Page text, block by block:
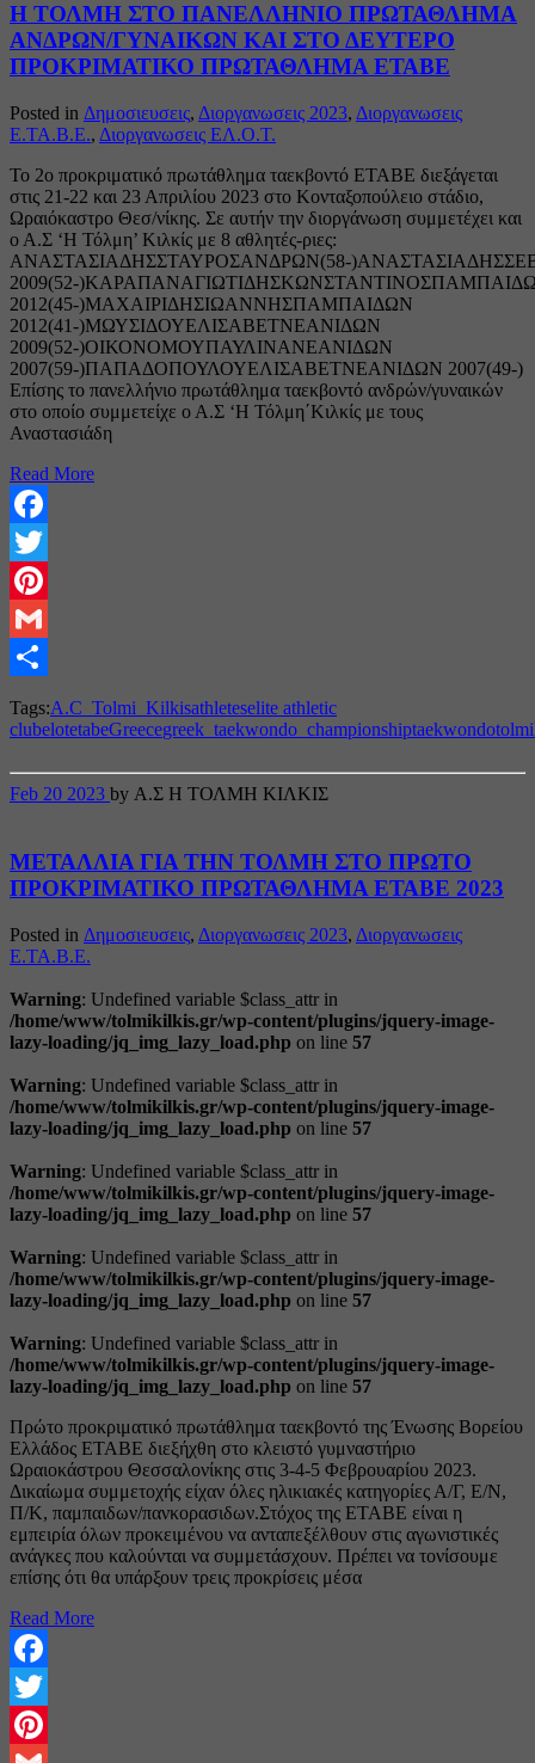
Η ΤΟΛΜΗ ΣΤΟ ΠΑΝΕΛΛΗΝΙΟ ΠΡΩΤΑΘΛΗΜΑ
ΑΝΔΡΩΝ/ΓΥΝΑΙΚΩΝ ΚΑΙ ΣΤΟ ΔΕΥΤΕΡΟ
ΠΡΟΚΡΙΜΑΤΙΚΟ ΠΡΩΤΑΘΛΗΜΑ ΕΤΑΒΕ
Posted in Δημοσιευσεις, Διοργανωσεις 2023, Διοργανωσεις
Ε.ΤΑ.Β.Ε., Διοργανωσεις ΕΛ.Ο.Τ.
Το 2ο προκριματικό πρωτάθλημα ταεκβοντό ΕΤΑΒΕ διεξάγεται
στις 21-22 και 23 Απριλίου 2023 στο Κονταξοπούλειο στάδιο,
Ωραιόκαστρο Θεσ/νίκης. Σε αυτήν την διοργάνωση συμμετέχει και
ο Α.Σ ‘Η Τόλμη’ Κιλκίς με 8 αθλητές-ριες:
ΑΝΑΣΤΑΣΙΑΔΗΣΣΤΑΥΡΟΣΑΝΔΡΩΝ(58-
2009(52-
2012(45-)ΜΑΧΑΙΡΙΔΗΣΙΩΑΝΝΗΣΠΑΜΠΑΙΔΩΝ
2012(41-)ΜΩΥΣΙΔΟΥΕΛΙΣΑΒΕΤΝΕΑΝΙΔΩΝ
2009(52-)ΟΙΚΟΝΟΜΟΥΠΑΥΛΙΝΑΝΕΑΝΙΔΩΝ
2007(59-)ΠΑΠΑΔΟΠΟΥΛΟΥΕΛΙΣΑΒΕΤΝΕΑΝΙΔΩΝ 2007(49-)
Επίσης το πανελλήνιο πρωτάθλημα ταεκβοντό ανδρών/γυναικών
στο οποίο συμμετείχε ο Α.Σ ‘Η Τόλμη΄Κιλκίς με τους
Αναστασιάδη
Read More
Facebook
Twitter
Pinterest
Gmail
Tags:A.C_Tolmi_Kilkisathleteselite athletic
clubelotetabeGreecegreek_taekwondo_championshiptaekwondo
Feb 20 2023 by Α.Σ Η ΤΟΛΜΗ ΚΙΛΚΙΣ
ΜΕΤΑΛΛΙΑ ΓΙΑ ΤΗΝ ΤΟΛΜΗ ΣΤΟ ΠΡΩΤΟ
ΠΡΟΚΡΙΜΑΤΙΚΟ ΠΡΩΤΑΘΛΗΜΑ ΕΤΑΒΕ 2023
Posted in Δημοσιευσεις, Διοργανωσεις 2023, Διοργανωσεις
Ε.ΤΑ.Β.Ε.
Warning: Undefined variable $class_attr in
/home/www/tolmikilkis.gr/wp-content/plugins/jquery-image-
lazy-loading/jq_img_lazy_load.php on line 57
Warning: Undefined variable $class_attr in
/home/www/tolmikilkis.gr/wp-content/plugins/jquery-image-
lazy-loading/jq_img_lazy_load.php on line 57
Warning: Undefined variable $class_attr in
/home/www/tolmikilkis.gr/wp-content/plugins/jquery-image-
lazy-loading/jq_img_lazy_load.php on line 57
Warning: Undefined variable $class_attr in
/home/www/tolmikilkis.gr/wp-content/plugins/jquery-image-
lazy-loading/jq_img_lazy_load.php on line 57
Warning: Undefined variable $class_attr in
/home/www/tolmikilkis.gr/wp-content/plugins/jquery-image-
lazy-loading/jq_img_lazy_load.php on line 57
Πρώτο προκριματικό πρωτάθλημα ταεκβοντό της Ένωσης Βορείου
Ελλάδος ΕΤΑΒΕ διεξήχθη στο κλειστό γυμναστήριο
Ωραιοκάστρου Θεσσαλονίκης στις 3-4-5 Φεβρουαρίου 2023.
Δικαίωμα συμμετοχής είχαν όλες ηλικιακές κατηγορίες Α/Γ, Ε/Ν,
Π/Κ, παμπαιδων/πανκορασιδων.Στόχος της ΕΤΑΒΕ είναι η
εμπειρία όλων προκειμένου να ανταπεξέλθουν στις αγωνιστικές
ανάγκες που καλούνται να συμμετάσχουν. Πρέπει να τονίσουμε
επίσης ότι θα υπάρξουν τρεις προκρίσεις μέσα
Read More
Facebook
Twitter